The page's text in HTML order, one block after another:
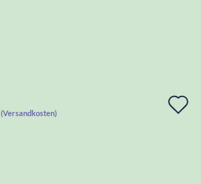
(Versandkosten)